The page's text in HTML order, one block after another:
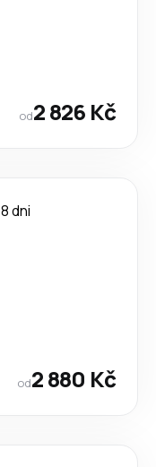
od2 826 Kč
8 dni
od2 880 Kč